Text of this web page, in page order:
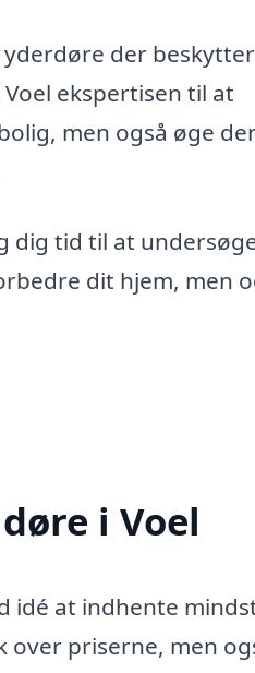
der beskytter
ekspertisen til at
men også øge
dig tid til at
dit hjem, men
i Voel
idé at indhente
priserne, men